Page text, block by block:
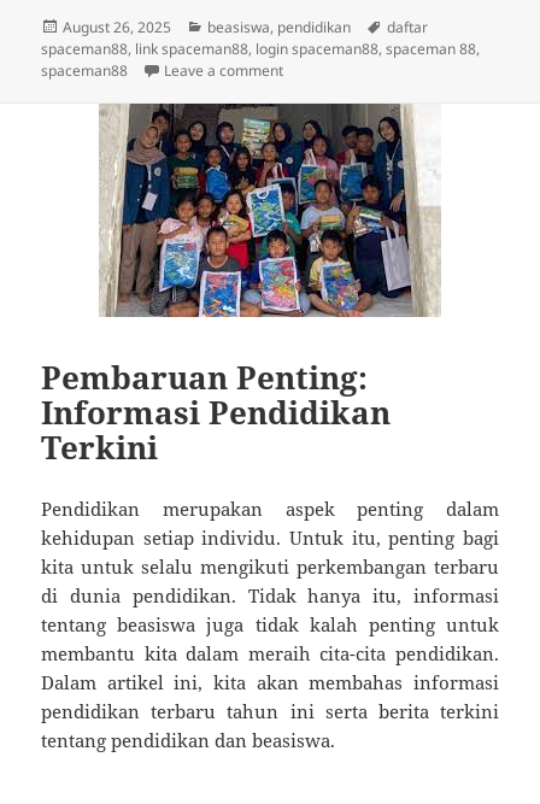
Posted
on
August 26, 2025 Categories
beasiswa, pendidikan Tags
daftar
spaceman88, link spaceman88, login spaceman88,spaceman 88,
spaceman88
Leave a commenton Rahasia Sukses Mendapatkan
Pembaruan Penting:
Informasi Pendidikan
Terkini
Pendidikan merupakan aspek penting dalam
kehidupan setiap individu. Untuk itu, penting bagi
kita untuk selalu mengikuti perkembangan terbaru
di dunia pendidikan. Tidak hanya itu, informasi
tentang beasiswa juga tidak kalah penting untuk
membantu kita dalam meraih cita-cita pendidikan.
Dalam artikel ini, kita akan membahas informasi
pendidikan terbaru tahun ini serta berita terkini
tentang pendidikan dan beasiswa.